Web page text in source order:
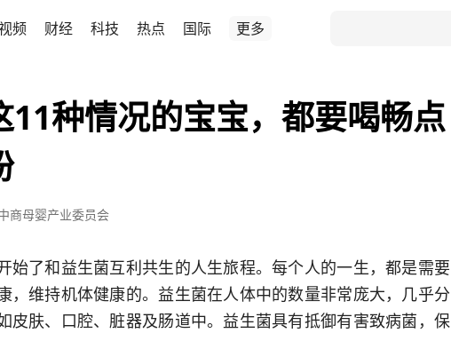
频 财经 科技 热点 国际 更多
11种情况的宝宝，都要喝畅点
商母婴产业委员会
始了和益生菌互利共生的人生旅程。每个人的一生，都是需要
，维持机体健康的。益生菌在人体中的数量非常庞大，几乎分
皮肤、口腔、脏器及肠道中。益生菌具有抵御有害致病菌，保